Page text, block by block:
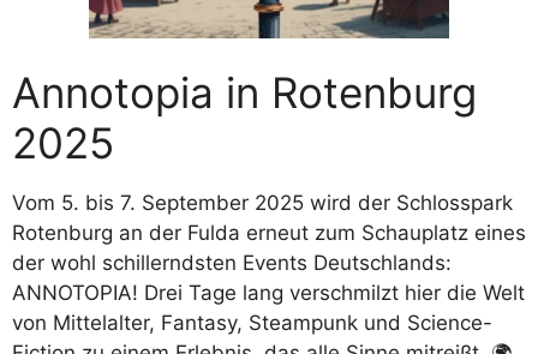
Annotopia in Rotenburg
2025
Vom 5. bis 7. September 2025 wird der Schlosspark
Rotenburg an der Fulda erneut zum Schauplatz eines
der wohl schillerndsten Events Deutschlands:
ANNOTOPIA! Drei Tage lang verschmilzt hier die Welt
von Mittelalter, Fantasy, Steampunk und Science-